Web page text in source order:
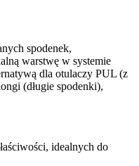
spodenek,
warstwę w systemie
dla otulaczy PUL (z
(długie spodenki),
idealnych do